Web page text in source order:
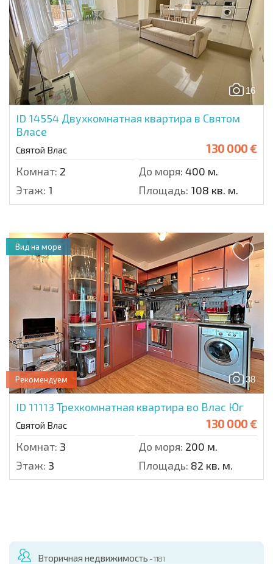
16
ID 14554 Двухкомнатная квартира в Святом
Власе
Святой Влас 130 000 €
Комнат: 2 До моря: 400 м.
Этаж: 1 Площадь: 108 кв. м.
38
Рекомендуем
ID 11113 Трехкомнатная квартира во Влас Юг
Святой Влас 130 000 €
Комнат: 3 До моря: 200 м.
Этаж: 3 Площадь: 82 кв. м.
Вид на море
Вторичная недвижимость - 1181